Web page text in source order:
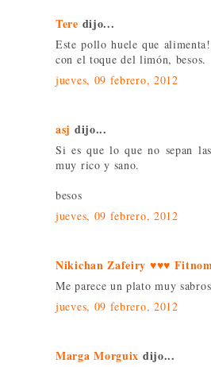
Tere dijo...
Este pollo huele que
con el toque del limón, besos.
jueves, 09 febrero, 2012
asj dijo...
Si es que lo que no sepan
muy rico y sano.
besos
jueves, 09 febrero, 2012
Nikichan Zafeiry ♥♥♥
Me parece un plato muy
jueves, 09 febrero, 2012
Marga Morguix dijo...